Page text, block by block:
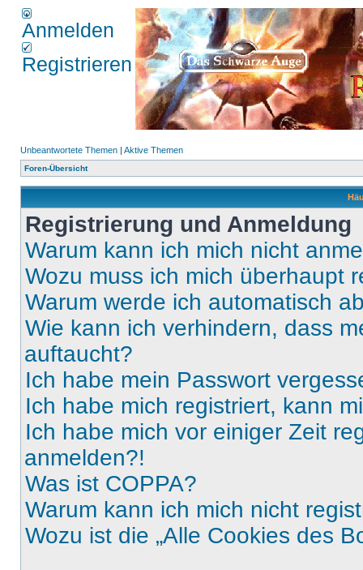
Anmelden
Registrieren
Unbeantwortete Themen | Aktive Themen
Foren-Übersicht
Registrierung und Anmeldung
Warum kann ich mich nicht
Wozu muss ich mich überhaupt
Warum werde ich automatisch
Wie kann ich verhindern, dass
auftaucht?
Ich habe mein Passwort
Ich habe mich registriert, kann
Ich habe mich vor einiger Zeit
anmelden?!
Was ist COPPA?
Warum kann ich mich nicht
Wozu ist die „Alle Cookies des